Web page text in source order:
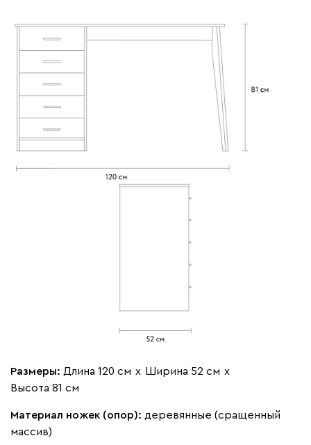
Размеры: Длина 120 см х Ширина 52 см х
Высота 81 см
Материал ножек (опор): деревянные (сращенный
массив)